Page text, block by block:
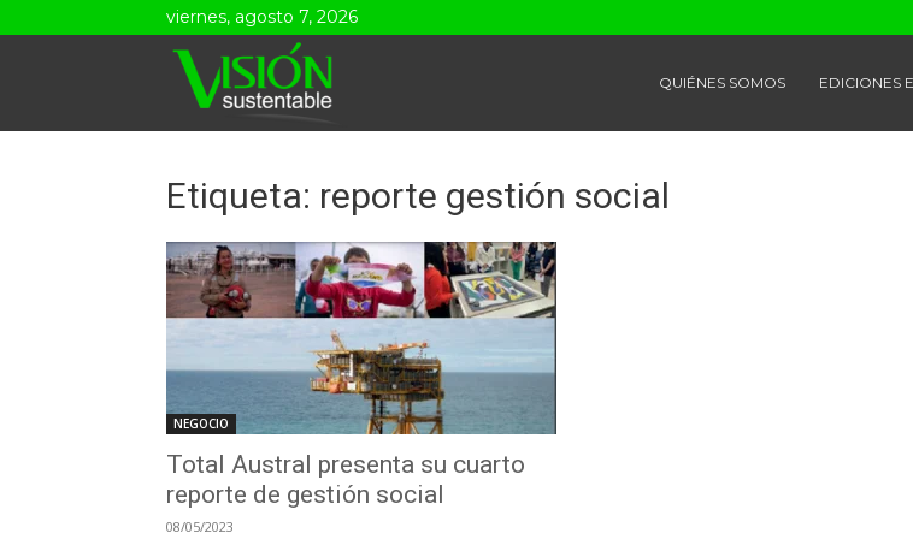
viernes, agosto 7, 2026
QUIÉNES SOMOS EDICIONES
Etiqueta: reporte gestión social
NEGOCIO
Total Austral presenta su cuarto
reporte de gestión social
08/05/2023